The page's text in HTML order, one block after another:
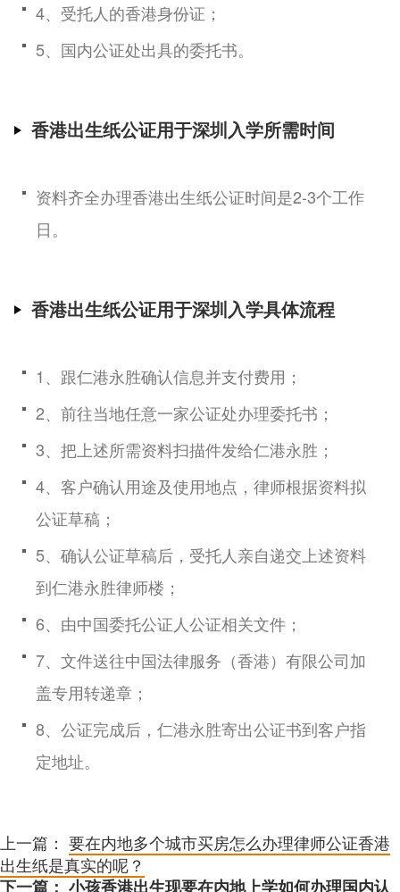
4、受托人的香港身份证；
5、国内公证处出具的委托书。
香港出生纸公证用于深圳入学所需时间
资料齐全办理香港出生纸公证时间是2-3个工作
日。
香港出生纸公证用于深圳入学具体流程
1、跟仁港永胜确认信息并支付费用；
2、前往当地任意一家公证处办理委托书；
3、把上述所需资料扫描件发给仁港永胜；
4、客户确认用途及使用地点，律师根据资料拟
公证草稿；
5、确认公证草稿后，受托人亲自递交上述资料
到仁港永胜律师楼；
6、由中国委托公证人公证相关文件；
7、文件送往中国法律服务（香港）有限公司加
盖专用转递章；
8、公证完成后，仁港永胜寄出公证书到客户指
定地址。
上一篇： 要在内地多个城市买房怎么办理律师公证香港
出生纸是真实的呢？
下一篇： 小孩香港出生现要在内地上学如何办理国内认